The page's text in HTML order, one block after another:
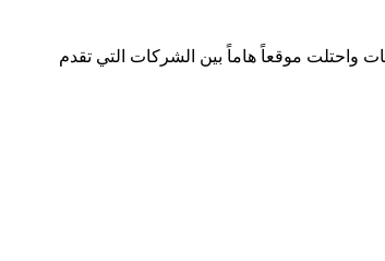
في دولتين وتعمل في هذا المجال منذ 2005 وقدمت خدماتها بأحدث التقنيات واحتلت موقعاً هاماً بين الشركات التي تقدم